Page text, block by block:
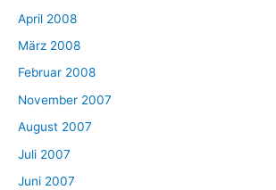
April 2008
März 2008
Februar 2008
November 2007
August 2007
Juli 2007
Juni 2007